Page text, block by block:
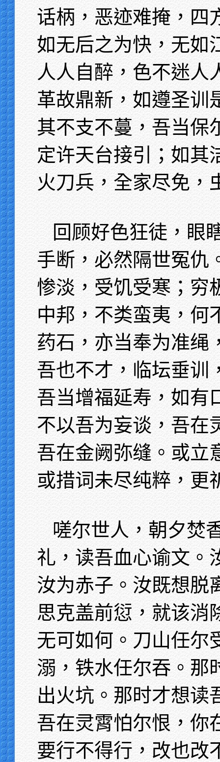
话柄，恶迹难掩，四
如无后之为快，无如
人人自醉，色不迷人
革故鼎新，如遵圣训
其不支不蔓，吾当保
定许天台接引；如其
火刀兵，全家尽免，
回顾好色狂徒，眼
手断，必然隔世冤仇
惨淡，受饥受寒；穷
中邦，不类蛮夷，何
药石，亦当奉为准绳
吾也不才，临坛垂训
吾当增福延寿，如有
不以吾为妄谈，吾在
吾在金阙弥缝。或立
或措词未尽纯粹，更
嗟尔世人，朝夕焚
礼，读吾血心谕文。
汝为赤子。汝既想脱
思克盖前愆，就该消
无可如何。刀山任尔
溺，铁水任尔吞。那
出火坑。那时才想读
吾在灵霄怕尔恨，你
要行不得行，改也改